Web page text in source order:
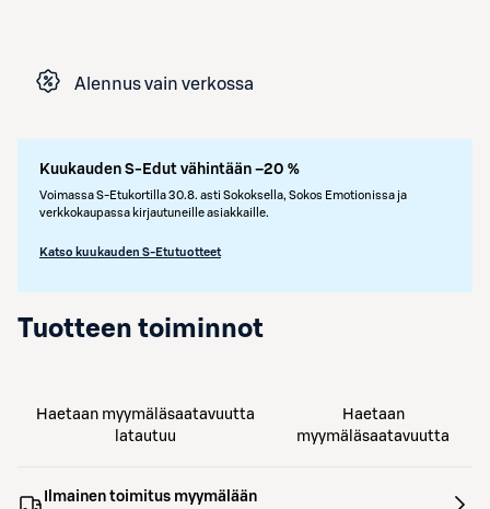
Alennus vain verkossa
Kuukauden S-Edut vähintään –20 %
Voimassa S-Etukortilla 30.8. asti Sokoksella, Sokos Emotionissa ja
verkkokaupassa kirjautuneille asiakkaille.
Katso kuukauden S-Etutuotteet
Tuotteen toiminnot
Haetaan myymäläsaatavuutta
latautuu
Haetaan
myymäläsaatavuutta
Ilmainen toimitus myymälään